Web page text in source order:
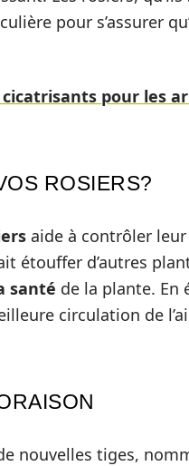
pour s’assurer
pour les
ROSIERS?
aide à contrôler
étouffer d’autres
santé de la plante. En
circulation de
nouvelles tiges,